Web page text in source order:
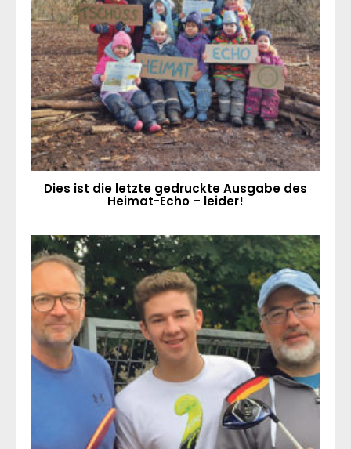
Dies ist die letzte gedruckte Ausgabe des
Heimat-Echo – leider!